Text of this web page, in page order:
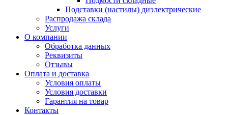
Подставки (настилы) диэлектрические
Распродажа склада
Услуги
О компании
Обработка данных
Реквизиты
Отзывы
Оплата и доставка
Условия оплаты
Условия доставки
Гарантия на товар
Контакты